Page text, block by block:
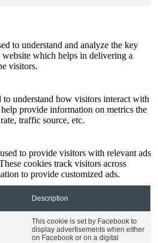
to understand and analyze the key
which helps in delivering a
visitors.
to understand how visitors interact with
provide information on metrics the
traffic source, etc.
to provide visitors with relevant ads
cookies track visitors across
to provide customized ads.
Description
This cookie is set by Facebook to
display advertisements when either
on Facebook or on a digital